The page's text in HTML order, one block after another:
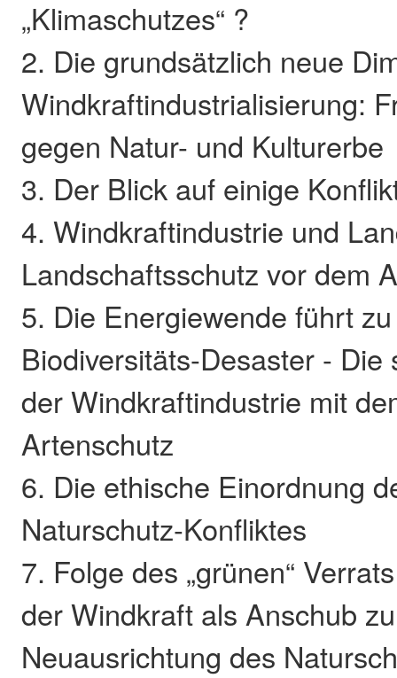
„Klimaschutzes“ ?
2. Die grundsätzlich neue
Windkraftindustrialisierung:
gegen Natur- und Kulturerbe
3. Der Blick auf einige
4. Windkraftindustrie und
Landschaftsschutz vor dem
5. Die Energiewende führt
Biodiversitäts-Desaster - Die
der Windkraftindustrie mit
Artenschutz
6. Die ethische Einordnung
Naturschutz-Konfliktes
7. Folge des „grünen“
der Windkraft als Anschub
Neuausrichtung des